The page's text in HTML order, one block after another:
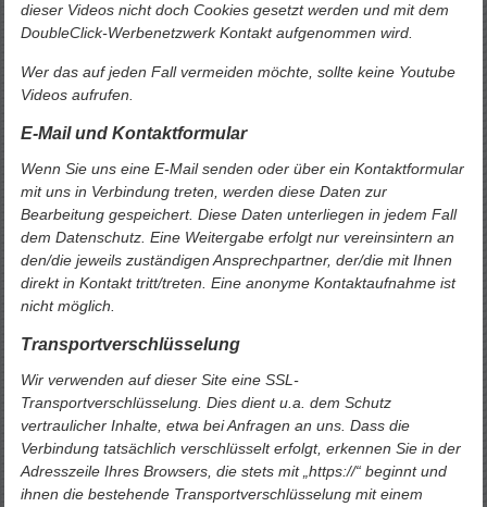
dieser Videos nicht doch Cookies gesetzt werden und mit dem
DoubleClick-Werbenetzwerk Kontakt aufgenommen wird.
Wer das auf jeden Fall vermeiden möchte, sollte keine Youtube
Videos aufrufen.
E-Mail und Kontaktformular
Wenn Sie uns eine E-Mail senden oder über ein Kontaktformular
mit uns in Verbindung treten, werden diese Daten zur
Bearbeitung gespeichert. Diese Daten unterliegen in jedem Fall
dem Datenschutz. Eine Weitergabe erfolgt nur vereinsintern an
den/die jeweils zuständigen Ansprechpartner, der/die mit Ihnen
direkt in Kontakt tritt/treten. Eine anonyme Kontaktaufnahme ist
nicht möglich.
Transportverschlüsselung
Wir verwenden auf dieser Site eine SSL-
Transportverschlüsselung. Dies dient u.a. dem Schutz
vertraulicher Inhalte, etwa bei Anfragen an uns. Dass die
Verbindung tatsächlich verschlüsselt erfolgt, erkennen Sie in der
Adresszeile Ihres Browsers, die stets mit „https://“ beginnt und
ihnen die bestehende Transportverschlüsselung mit einem